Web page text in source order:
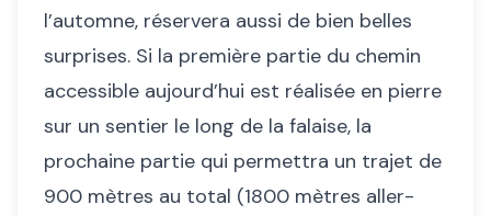
l’automne, réservera aussi de bien belles
surprises. Si la première partie du chemin
accessible aujourd’hui est réalisée en pierre
sur un sentier le long de la falaise, la
prochaine partie qui permettra un trajet de
900 mètres au total (1800 mètres aller-